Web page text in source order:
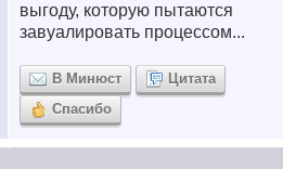
выгоду, которую пытаются
завуалировать процессом...
В Минюст
Цитата
Спасибо